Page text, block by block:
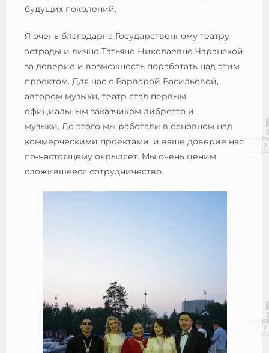
будущих поколений.
Я очень благодарна Государственному театру
эстрады и лично Татьяне Николаевне Чаранской
за доверие и возможность поработать над этим
проектом. Для нас с Варварой Васильевой,
автором музыки, театр стал первым
официальным заказчиком либретто и
музыки. До этого мы работали в основном над
коммерческими проектами, и ваше доверие нас
по‑настоящему окрыляет. Мы очень ценим
сложившееся сотрудничество.